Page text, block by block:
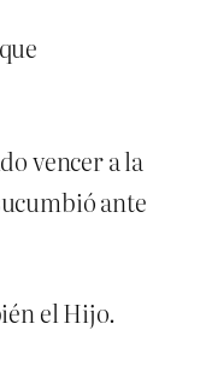
vencer a la
ante
el Hijo.